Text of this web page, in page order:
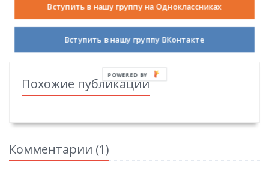
Мой мир
Похожие публикации
Комментарии (1)
Вступить в нашу группу на Одноклассниках
Вступить в нашу группу ВКонтакте
POWERED BY